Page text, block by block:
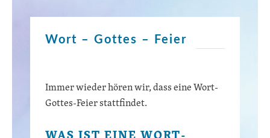
Wort – Gottes – Feier
Immer wieder hören wir, dass eine Wort-
Gottes-Feier stattfindet.